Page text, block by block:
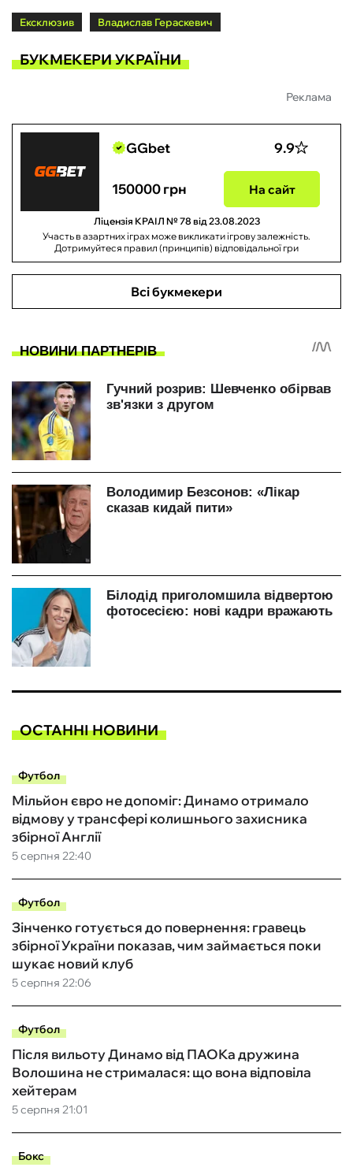
Ексклюзив Владислав Гераскевич
БУКМЕКЕРИ УКРАЇНИ
Реклама
GGbet 9.9
150000 грн На сайт
Ліцензія КРАІЛ № 78 від 23.08.2023
Участь в азартних іграх може викликати ігрову залежність.
Дотримуйтеся правил (принципів) відповідальної гри
Всі букмекери
ОСТАННІ НОВИНИ
Футбол
5 серпня 22:40
Мільйон євро не допоміг: Динамо отримало
відмову у трансфері колишнього захисника
збірної Англії
Футбол
5 серпня 22:06
Зінченко готується до повернення: гравець
збірної України показав, чим займається поки
шукає новий клуб
Футбол
5 серпня 21:01
Після вильоту Динамо від ПАОКа дружина
Волошина не стрималася: що вона відповіла
хейтерам
Бокс